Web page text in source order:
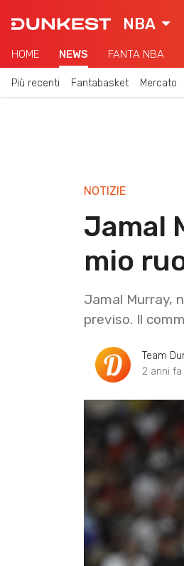
NBA
HOME NEWS FANTA NBA
Più recenti Fantabasket Mercato
NOTIZIE
Jamal
mio
Jamal Murray,
previso. Il
Team
2 anni fa